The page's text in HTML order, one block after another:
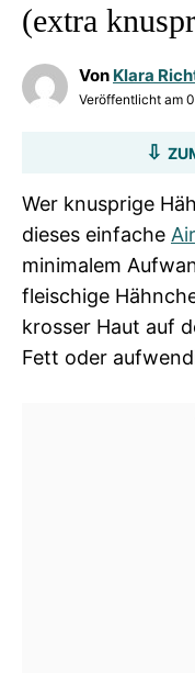
(extra
Von Klara
Veröffentlicht am
Wer knusprige
dieses einfache
minimalem
fleischige
krosser Haut auf
Fett oder